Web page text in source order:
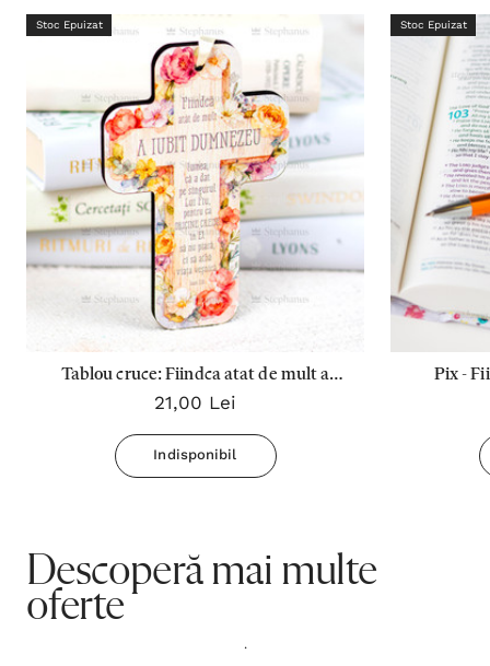
Stoc Epuizat
Tablou cruce: Fiindca atat de mult a
iubit Dumnezeu lumea
21,00 Lei
Indisponibil
Stoc Epuizat
Pix -
Descoperă mai multe
oferte
.